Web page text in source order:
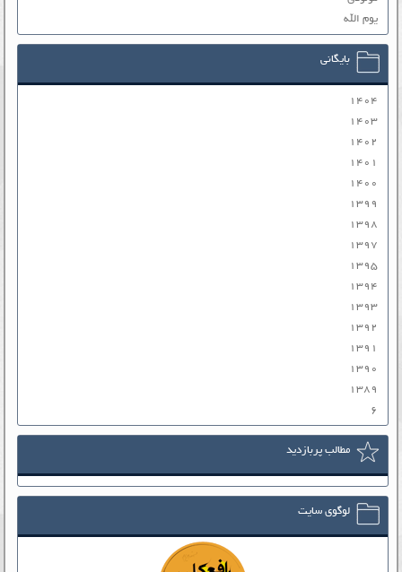
یوم الله
بایگانی
۱۴۰۴
۱۴۰۳
۱۴۰۲
۱۴۰۱
۱۴۰۰
۱۳۹۹
۱۳۹۸
۱۳۹۷
۱۳۹۵
۱۳۹۴
۱۳۹۳
۱۳۹۲
۱۳۹۱
۱۳۹۰
۱۳۸۹
۶
مطالب پربازدید
لوگوی سایت